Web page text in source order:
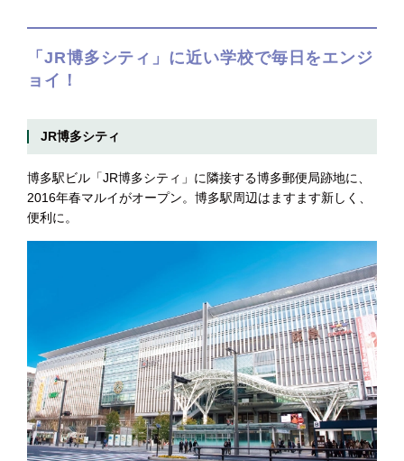
「JR博多シティ」に近い学校で毎日をエンジ
ョイ！
JR博多シティ
博多駅ビル「JR博多シティ」に隣接する博多郵便局跡地に、
2016年春マルイがオープン。博多駅周辺はますます新しく、
便利に。